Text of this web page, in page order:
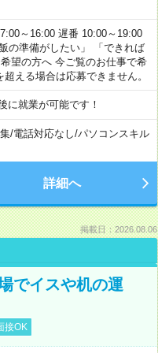
～16:00 遅番 10:00～19:00
の準備がしたい」 「できれば
望の方へ 今ご覧のお仕事で希
える場合は応募できません。
就業が可能です！
/電話対応なし/パソコンスキル
詳細へ
掲載日：2026.08.06
でイスや机の運
接OK